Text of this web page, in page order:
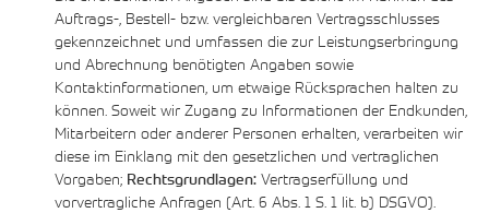
Auftrags-, Bestell- bzw. vergleichbaren Vertragsschlusses
gekennzeichnet und umfassen die zur Leistungserbringung
und Abrechnung benötigten Angaben sowie
Kontaktinformationen, um etwaige Rücksprachen halten zu
können. Soweit wir Zugang zu Informationen der Endkunden,
Mitarbeitern oder anderer Personen erhalten, verarbeiten wir
diese im Einklang mit den gesetzlichen und vertraglichen
Vorgaben; Rechtsgrundlagen: Vertragserfüllung und
vorvertragliche Anfragen (Art. 6 Abs. 1 S. 1 lit. b) DSGVO).